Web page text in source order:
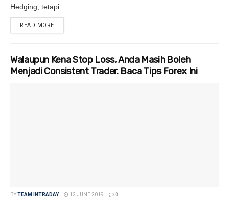
Hedging, tetapi...
READ MORE
Walaupun Kena Stop Loss, Anda Masih Boleh
Menjadi Consistent Trader. Baca Tips Forex Ini
BYTEAM INTRADAY 12 JUNE 2019 0